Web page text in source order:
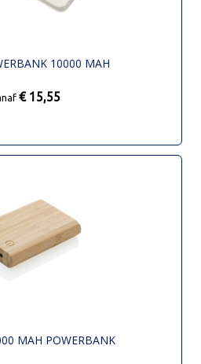
10000 MAH
€ 15,55
MAH POWERBANK